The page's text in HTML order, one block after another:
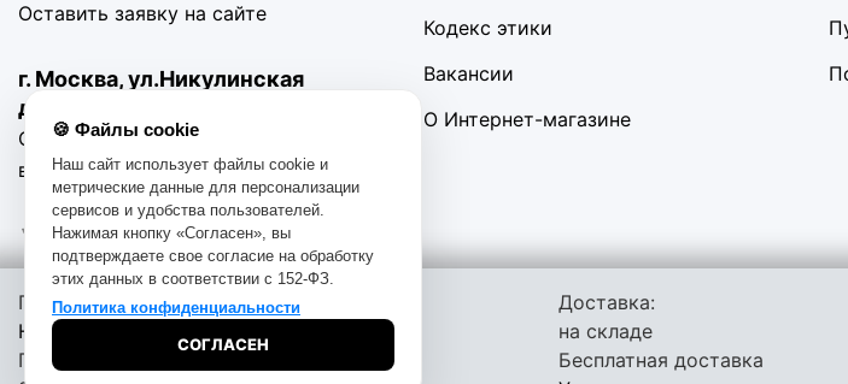
Помощь при покупке:
Начать чат
Позвоните
Доставка:
на складе
Бесплатная доставка
Оставить заявку на сайте
г. Москва, ул.Никулинская
д11 корп.4
С 10:00 до 19:00 Без
выходных
Кодекс этики
Вакансии
О Интернет-магазине
© 2016-2025. «RAYOT», официальный сайт. Сайт rayot.ru использует куки-файлы и другие
анализировать использование наших продуктов и услуг, повысить качество рекламных и
обрабатывались, пожалуйста, ограничьте их использование в своём браузере.Пользовательское
🍪 Файлы cookie
Наш сайт использует файлы cookie и
метрические данные для персонализации
сервисов и удобства пользователей.
Нажимая кнопку «Согласен», вы
подтверждаете свое согласие на обработку
этих данных в соответствии с 152-ФЗ.
Политика конфиденциальности
СОГЛАСЕН